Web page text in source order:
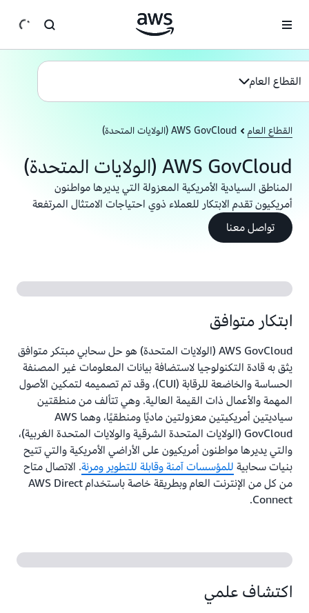
القطاع العام
القطاع العام AWS GovCloud (الولايات المتحدة)
AWS GovCloud (الولايات المتحدة)
المناطق السيادية الأمريكية المعزولة التي يديرها مواطنون
أمريكيون تقدم الابتكار للعملاء ذوي احتياجات الامتثال المرتفعة
تواصل معنا
ابتكار متوافق
AWS GovCloud (الولايات المتحدة) هو حل سحابي مبتكر متوافق
يثق به قادة التكنولوجيا لاستضافة بيانات المعلومات غير المصنفة
الحساسة والخاضعة للرقابة (CUI)، وقد تم تصميمه لتمكين الأصول
المهمة والأعمال ذات القيمة العالية. وهي تتألف من منطقتين
سياديتين أمريكيتين معزولتين ماديًا ومنطقيًا، وهما AWS
GovCloud (الولايات المتحدة الشرقية والولايات المتحدة الغربية)،
والتي يديرها مواطنون أمريكيون على الأراضي الأمريكية والتي تتيح
بنيات سحابية للمؤسسات آمنة وقابلة للتطوير ومرنة. الاتصال متاح
من كل من الإنترنت العام وبطريقة خاصة باستخدام AWS Direct
Connect.
اكتشاف علمي